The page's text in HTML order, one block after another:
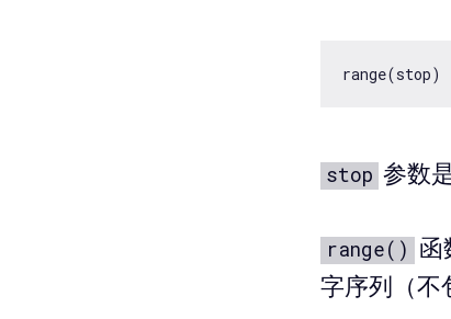
stop 参数
range() 函
字序列（不